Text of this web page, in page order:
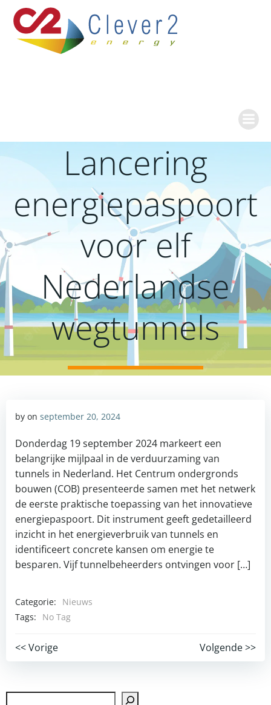
naar
de
inhoud
Lancering
energiepaspoort
voor elf
Nederlandse
wegtunnels
by on september 20, 2024
Donderdag 19 september 2024 markeert een
belangrijke mijlpaal in de verduurzaming van
tunnels in Nederland. Het Centrum ondergronds
bouwen (COB) presenteerde samen met het netwerk
de eerste praktische toepassing van het innovatieve
energiepaspoort. Dit instrument geeft gedetailleerd
inzicht in het energieverbruik van tunnels en
identificeert concrete kansen om energie te
besparen. Vijf tunnelbeheerders ontvingen voor […]
Categorie:
Nieuws
Tags:
No Tag
Post
navigation
<< Vorige
Post
navigation
Volgende >>